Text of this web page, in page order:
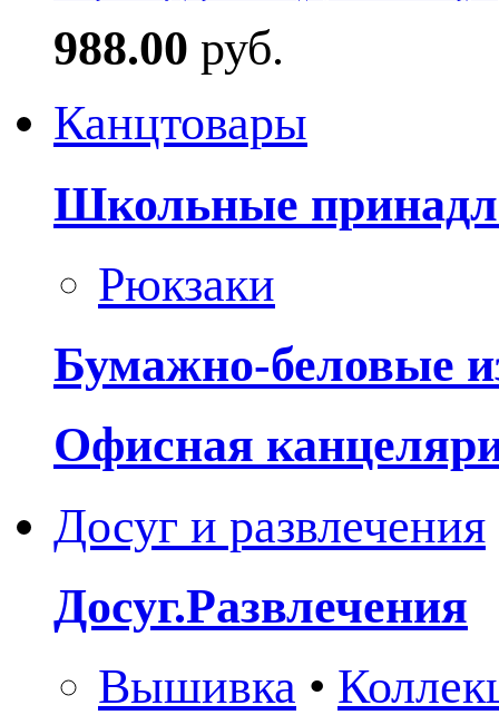
988.00 руб.
Канцтовары
Школьные
Рюкзаки
Бумажно-беловые
Офисная
Досуг и развлечения
Досуг.Развлечения
Вышивка •